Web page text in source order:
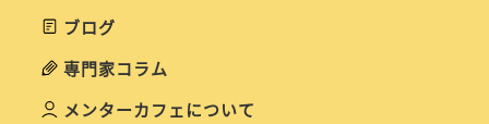
ブログ
専門家コラム
メンターカフェについて